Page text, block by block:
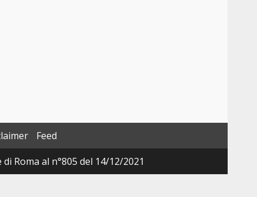
Feed
Roma al n°805 del 14/12/2021